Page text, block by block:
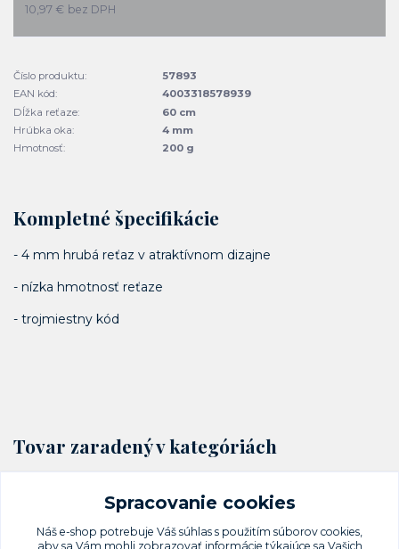
10,97 € bez DPH
Číslo produktu:
57893
EAN kód:
4003318578939
Dĺžka reťaze:
60 cm
Hrúbka oka:
4 mm
Hmotnosť:
200 g
Kompletné špecifikácie
- 4 mm hrubá reťaz v atraktívnom dizajne
- nízka hmotnosť reťaze
- trojmiestny kód
Tovar zaradený v kategóriách
Reťazové zámky
Spracovanie cookies
Náš e-shop potrebuje Váš súhlas s použitím súborov cookies,
aby sa Vám mohli zobrazovať informácie týkajúce sa Vašich